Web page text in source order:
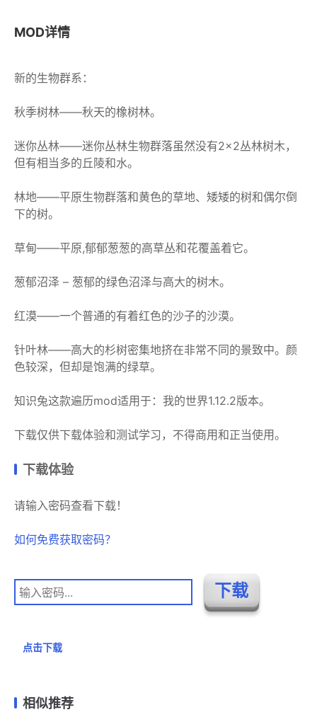
MOD详情
新的生物群系：
秋季树林——秋天的橡树林。
迷你丛林——迷你丛林生物群落虽然没有2×2丛林树木，
但有相当多的丘陵和水。
林地——平原生物群落和黄色的草地、矮矮的树和偶尔倒
下的树。
草甸——平原,郁郁葱葱的高草丛和花覆盖着它。
葱郁沼泽 – 葱郁的绿色沼泽与高大的树木。
红漠——一个普通的有着红色的沙子的沙漠。
针叶林——高大的杉树密集地挤在非常不同的景致中。颜
色较深，但却是饱满的绿草。
知识兔这款遍历mod适用于：我的世界1.12.2版本。
下载仅供下载体验和测试学习，不得商用和正当使用。
下载体验
请输入密码查看下载！
如何免费获取密码？
点击下载
相似推荐